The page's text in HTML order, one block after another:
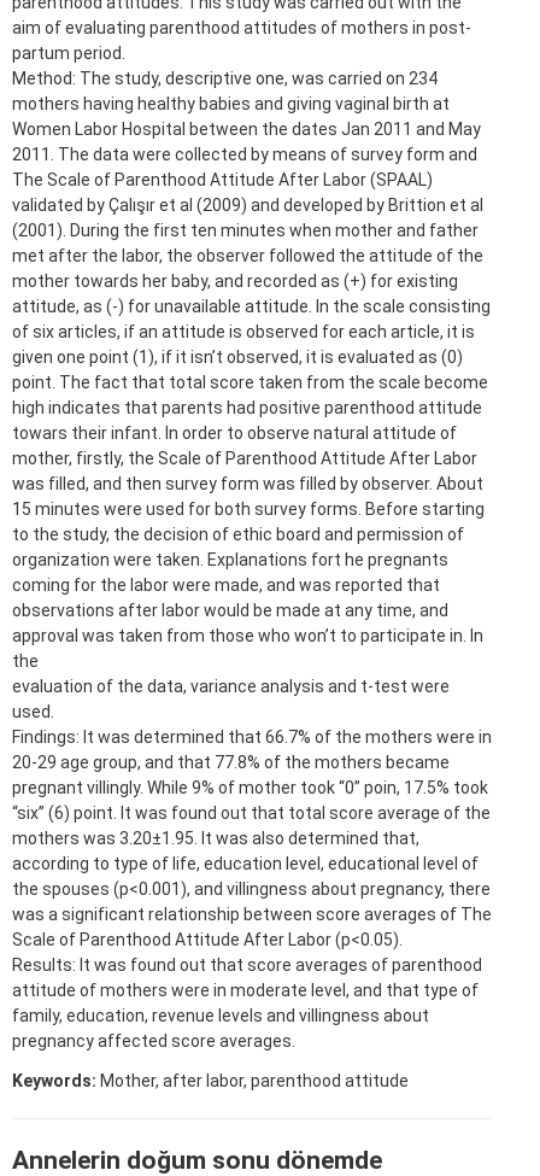
aim of evaluating parenthood attitudes of mothers in post-
partum period.
Method: The study, descriptive one, was carried on 234
mothers having healthy babies and giving vaginal birth at
Women Labor Hospital between the dates Jan 2011 and May
2011. The data were collected by means of survey form and
The Scale of Parenthood Attitude After Labor (SPAAL)
validated by Çalışır et al (2009) and developed by Brittion et al
(2001). During the first ten minutes when mother and father
met after the labor, the observer followed the attitude of the
mother towards her baby, and recorded as (+) for existing
attitude, as (-) for unavailable attitude. In the scale consisting
of six articles, if an attitude is observed for each article, it is
given one point (1), if it isn’t observed, it is evaluated as (0)
point. The fact that total score taken from the scale become
high indicates that parents had positive parenthood attitude
towars their infant. In order to observe natural attitude of
mother, firstly, the Scale of Parenthood Attitude After Labor
was filled, and then survey form was filled by observer. About
15 minutes were used for both survey forms. Before starting
to the study, the decision of ethic board and permission of
organization were taken. Explanations fort he pregnants
coming for the labor were made, and was reported that
observations after labor would be made at any time, and
approval was taken from those who won’t to participate in. In
the
evaluation of the data, variance analysis and t-test were
used.
Findings: It was determined that 66.7% of the mothers were in
20-29 age group, and that 77.8% of the mothers became
pregnant villingly. While 9% of mother took “0” poin, 17.5% took
“six” (6) point. It was found out that total score average of the
mothers was 3.20±1.95. It was also determined that,
according to type of life, education level, educational level of
the spouses (p<0.001), and villingness about pregnancy, there
was a significant relationship between score averages of The
Scale of Parenthood Attitude After Labor (p<0.05).
Results: It was found out that score averages of parenthood
attitude of mothers were in moderate level, and that type of
family, education, revenue levels and villingness about
pregnancy affected score averages.
Keywords: Mother, after labor, parenthood attitude
Annelerin doğum sonu dönemde